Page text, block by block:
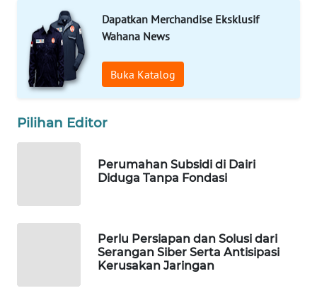
Dapatkan Merchandise Eksklusif
Wahana News
Buka Katalog
Pilihan Editor
Perumahan Subsidi di Dairi
Diduga Tanpa Fondasi
Perlu Persiapan dan Solusi dari
Serangan Siber Serta Antisipasi
Kerusakan Jaringan
WAHANA
DESA
WISATA
LAPAK
Wahana
LISTRIK